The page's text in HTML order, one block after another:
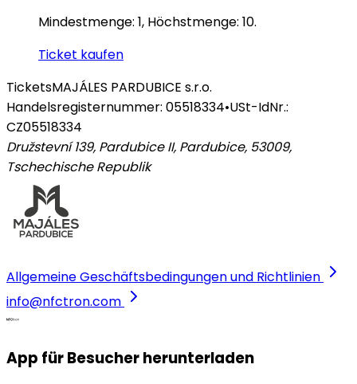
Mindestmenge: 1, Höchstmenge: 10.
Ticket kaufen
TicketsMAJÁLES PARDUBICE s.r.o.
Handelsregisternummer: 05518334•USt-IdNr.:
CZ05518334
Družstevní 139, Pardubice II, Pardubice, 53009,
Tschechische Republik
Allgemeine Geschäftsbedingungen und Richtlinien
info@nfctron.com
App für Besucher herunterladen